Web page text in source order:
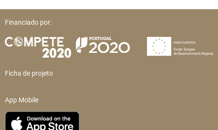
Financiado por:
Ficha de projeto
App Mobile